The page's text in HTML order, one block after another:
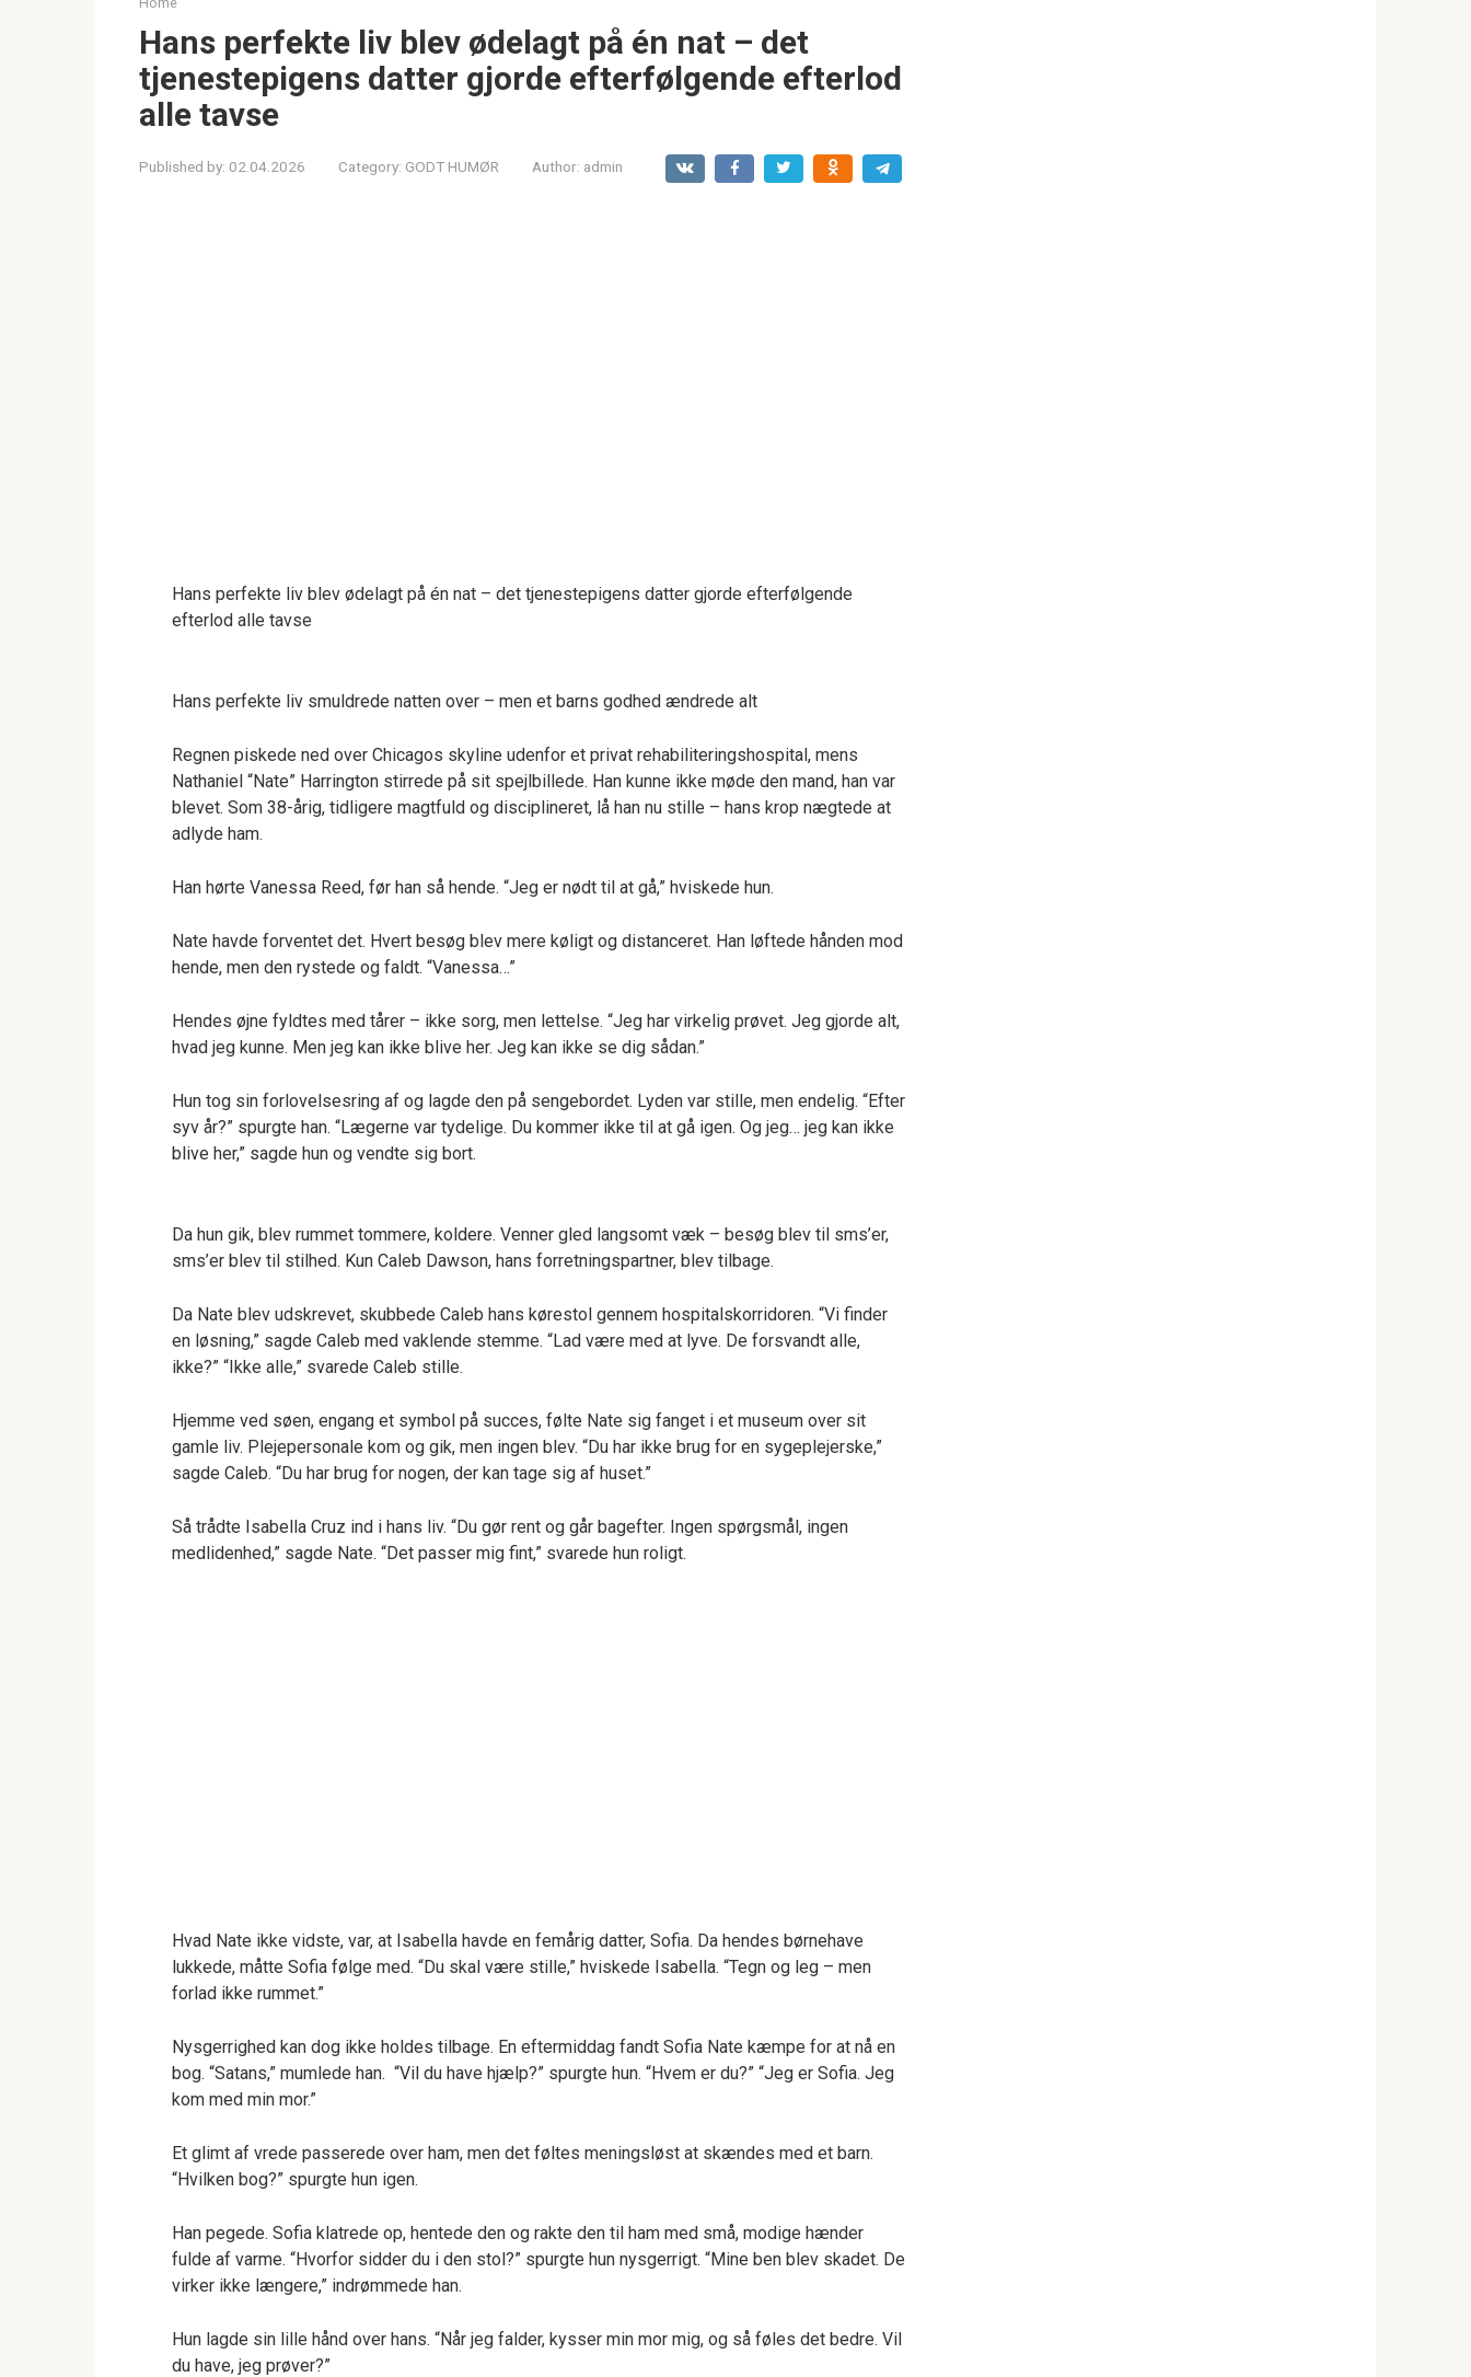
Hans perfekte liv blev ødelagt på én nat – det
tjenestepigens datter gjorde efterfølgende efterlod
alle tavse
Published by: 02.04.2026 Category: GODT HUMØR Author: admin
Hans perfekte liv blev ødelagt på én nat – det tjenestepigens datter gjorde efterfølgende
efterlod alle tavse
Hans perfekte liv smuldrede natten over – men et barns godhed ændrede alt
Regnen piskede ned over Chicagos skyline udenfor et privat rehabiliteringshospital, mens
Nathaniel “Nate” Harrington stirrede på sit spejlbillede. Han kunne ikke møde den mand, han var
blevet. Som 38-årig, tidligere magtfuld og disciplineret, lå han nu stille – hans krop nægtede at
adlyde ham.
Han hørte Vanessa Reed, før han så hende. “Jeg er nødt til at gå,” hviskede hun.
Nate havde forventet det. Hvert besøg blev mere køligt og distanceret. Han løftede hånden mod
hende, men den rystede og faldt. “Vanessa…”
Hendes øjne fyldtes med tårer – ikke sorg, men lettelse. “Jeg har virkelig prøvet. Jeg gjorde alt,
hvad jeg kunne. Men jeg kan ikke blive her. Jeg kan ikke se dig sådan.”
Hun tog sin forlovelsesring af og lagde den på sengebordet. Lyden var stille, men endelig. “Efter
syv år?” spurgte han. “Lægerne var tydelige. Du kommer ikke til at gå igen. Og jeg… jeg kan ikke
blive her,” sagde hun og vendte sig bort.
Da hun gik, blev rummet tommere, koldere. Venner gled langsomt væk – besøg blev til sms’er,
sms’er blev til stilhed. Kun Caleb Dawson, hans forretningspartner, blev tilbage.
Da Nate blev udskrevet, skubbede Caleb hans kørestol gennem hospitalskorridoren. “Vi finder
en løsning,” sagde Caleb med vaklende stemme. “Lad være med at lyve. De forsvandt alle,
ikke?” “Ikke alle,” svarede Caleb stille.
Hjemme ved søen, engang et symbol på succes, følte Nate sig fanget i et museum over sit
gamle liv. Plejepersonale kom og gik, men ingen blev. “Du har ikke brug for en sygeplejerske,”
sagde Caleb. “Du har brug for nogen, der kan tage sig af huset.”
Så trådte Isabella Cruz ind i hans liv. “Du gør rent og går bagefter. Ingen spørgsmål, ingen
medlidenhed,” sagde Nate. “Det passer mig fint,” svarede hun roligt.
Hvad Nate ikke vidste, var, at Isabella havde en femårig datter, Sofia. Da hendes børnehave
lukkede, måtte Sofia følge med. “Du skal være stille,” hviskede Isabella. “Tegn og leg – men
forlad ikke rummet.”
Nysgerrighed kan dog ikke holdes tilbage. En eftermiddag fandt Sofia Nate kæmpe for at nå en
bog. “Satans,” mumlede han. “Vil du have hjælp?” spurgte hun. “Hvem er du?” “Jeg er Sofia. Jeg
kom med min mor.”
Et glimt af vrede passerede over ham, men det føltes meningsløst at skændes med et barn.
“Hvilken bog?” spurgte hun igen.
Han pegede. Sofia klatrede op, hentede den og rakte den til ham med små, modige hænder
fulde af varme. “Hvorfor sidder du i den stol?” spurgte hun nysgerrigt. “Mine ben blev skadet. De
virker ikke længere,” indrømmede han.
Hun lagde sin lille hånd over hans. “Når jeg falder, kysser min mor mig, og så føles det bedre. Vil
du have, jeg prøver?”